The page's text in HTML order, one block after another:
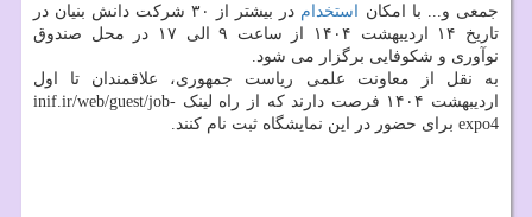
جمعی و... با امکان
استخدام
در بیشتر از ۳۰ شرکت دانش بنیان در
تاریخ ۱۴ اردیبهشت ۱۴۰۴ از ساعت ۹ الی ۱۷ در محل صندوق
نوآوری و شکوفایی برگزار می شود.
به نقل از معاونت علمی ریاست جمهوری، علاقمندان تا اول
اردیبهشت ۱۴۰۴ فرصت دارند که از راه لینک inif.ir/web/guest/job-
expo4 برای حضور در این نمایشگاه ثبت نام کنند.